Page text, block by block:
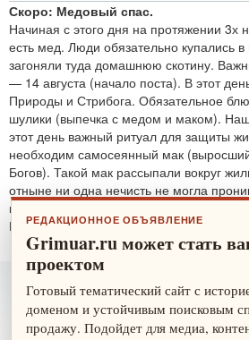
Скоро: Медовый спас.
Начиная с этого дня на протяжении 3х
есть мед. Люди обязательно купались
загоняли туда домашнюю скотину.
— 14 августа (начало поста). В этот
Природы и Стрибога. Обязательное
шулики (выпечка с медом и маком).
этот день важный ритуал для защиты
необходим самосеянный мак
Богов). Такой мак рассыпали вокруг
отныне ни одна нечисть не могла
проводятся обряды для защиты от
По теме:защитные ритуалы
РЕДАКЦИОННОЕ ОБЪЯВЛЕНИЕ
Grimuar.ru может стать
проектом
Готовый тематический сайт с
доменом и устойчивым поисковым
продажу. Подойдет для медиа,